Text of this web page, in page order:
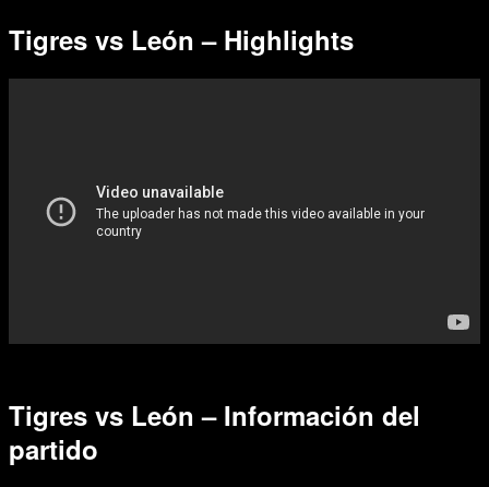
Tigres vs León – Highlights
Tigres vs León – Información del
partido